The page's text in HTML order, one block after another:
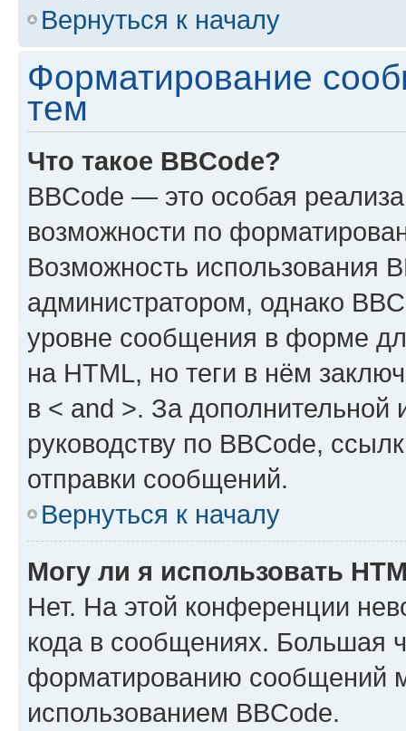
Вернуться к началу
Форматирование
тем
Что такое BBCode?
BBCode — это особая
возможности по
Возможность использования
администратором, однако
уровне сообщения в форме
на HTML, но теги в нём
в < and >. За
руководству по BBCode,
отправки сообщений.
Вернуться к началу
Могу ли я использовать
Нет. На этой конференции
кода в сообщениях. Большая
форматированию сообщений
использованием BBCode.